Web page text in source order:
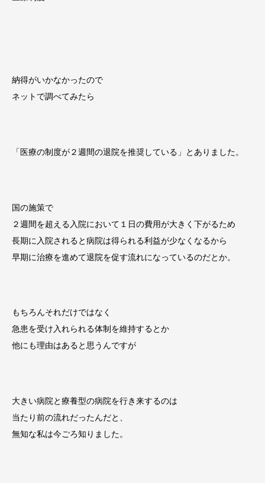
納得がいかなかったので
ネットで調べてみたら
「医療の制度が２週間の退院を推奨している」とありました。
国の施策で
２週間を超える入院において１日の費用が大きく下がるため
長期に入院されると病院は得られる利益が少なくなるから
早期に治療を進めて退院を促す流れになっているのだとか。
もちろんそれだけではなく
急患を受け入れられる体制を維持するとか
他にも理由はあると思うんですが
大きい病院と療養型の病院を行き来するのは
当たり前の流れだったんだと、
無知な私は今ごろ知りました。